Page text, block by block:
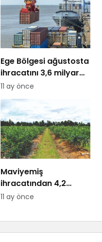
Ege Bölgesi ağustosta
ihracatını 3,6 milyar
dolara taşıdı
11 ay önce
Maviyemiş
ihracatından 4,2
milyon dolarlık kazanç
11 ay önce